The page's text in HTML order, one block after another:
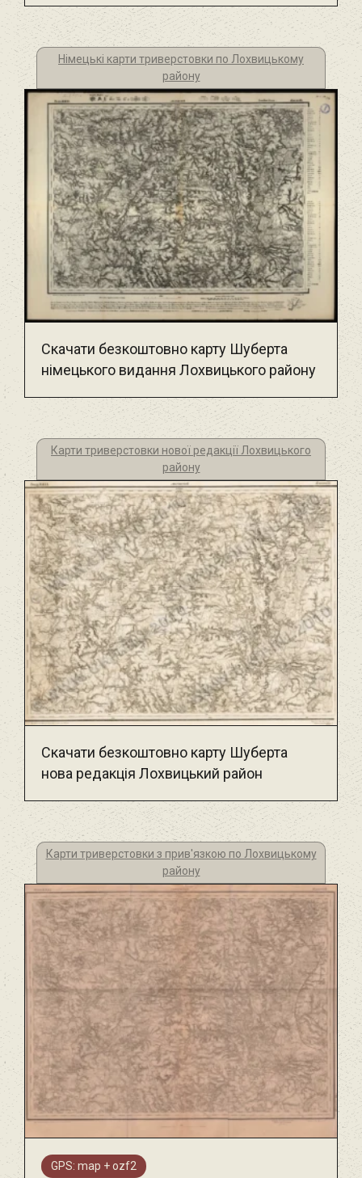
Німецькі карти триверстовки по Лохвицькому
району
Скачати безкоштовно карту Шуберта
німецького видання Лохвицького району
Карти триверстовки нової редакції Лохвицького
району
Скачати безкоштовно карту Шуберта
нова редакція Лохвицький район
Карти триверстовки з прив'язкою по Лохвицькому
району
GPS: map + ozf2